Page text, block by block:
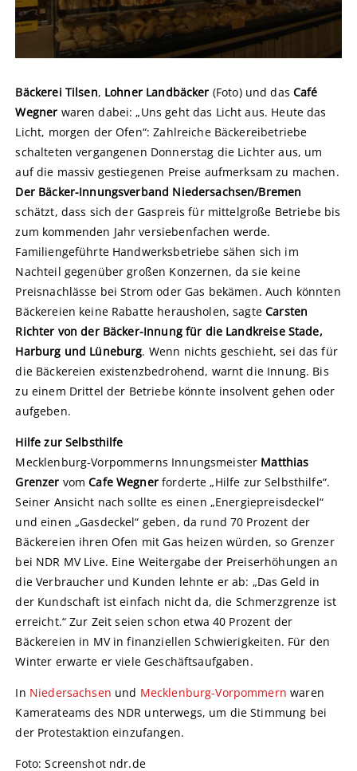
Bäckerei Tilsen, Lohner Landbäcker (Foto) und dasCafé
Wegner waren dabei: „Uns geht das Licht aus. Heute das
Licht, morgen der Ofen“: Zahlreiche Bäckereibetriebe
schalteten vergangenen Donnerstag die Lichter aus, um
auf die massiv gestiegenen Preise aufmerksam zu machen.
Der Bäcker-Innungsverband Niedersachsen/Bremen
schätzt, dass sich der Gaspreis für mittelgroße Betriebe bis
zum kommenden Jahr versiebenfachen werde.
Familiengeführte Handwerksbetriebe sähen sich im
Nachteil gegenüber großen Konzernen, da sie keine
Preisnachlässe bei Strom oder Gas bekämen. Auch könnten
Bäckereien keine Rabatte herausholen, sagteCarsten
Richter von der Bäcker-Innung für die Landkreise Stade,
Harburg und Lüneburg. Wenn nichts geschieht, sei das für
die Bäckereien existenzbedrohend, warnt die Innung. Bis
zu einem Drittel der Betriebe könnte insolvent gehen oder
aufgeben.
Hilfe zur Selbsthilfe
Mecklenburg-Vorpommerns Innungsmeister Matthias
Grenzer vomCafe Wegnerforderte „Hilfe zur Selbsthilfe“.
Seiner Ansicht nach sollte es einen „Energiepreisdeckel“
und einen „Gasdeckel“ geben, da rund 70 Prozent der
Bäckereien ihren Ofen mit Gas heizen würden, so Grenzer
bei NDR MV Live. Eine Weitergabe der Preiserhöhungen an
die Verbraucher und Kunden lehnte er ab: „Das Geld in
der Kundschaft ist einfach nicht da, die Schmerzgrenze ist
erreicht.“ Zur Zeit seien schon etwa 40 Prozent der
Bäckereien in MV in finanziellen Schwierigkeiten. Für den
Winter erwarte er viele Geschäftsaufgaben.
In Niedersachsen und Mecklenburg-Vorpommern waren
Kamerateams des NDR unterwegs, um die Stimmung bei
der Protestaktion einzufangen.
Foto: Screenshot ndr.de